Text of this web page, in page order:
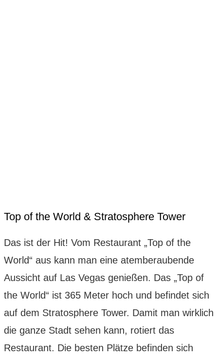
Top of the World & Stratosphere Tower
Das ist der Hit! Vom Restaurant „Top of the
World“ aus kann man eine atemberaubende
Aussicht auf Las Vegas genießen. Das „Top of
the World“ ist 365 Meter hoch und befindet sich
auf dem Stratosphere Tower. Damit man wirklich
die ganze Stadt sehen kann, rotiert das
Restaurant. Die besten Plätze befinden sich